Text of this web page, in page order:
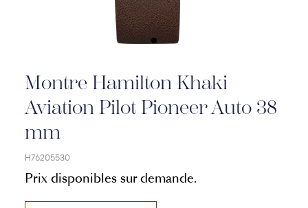
Montre Hamilton Khaki
Aviation Pilot Pioneer Auto 38
mm
H76205530
Prix disponibles sur demande.